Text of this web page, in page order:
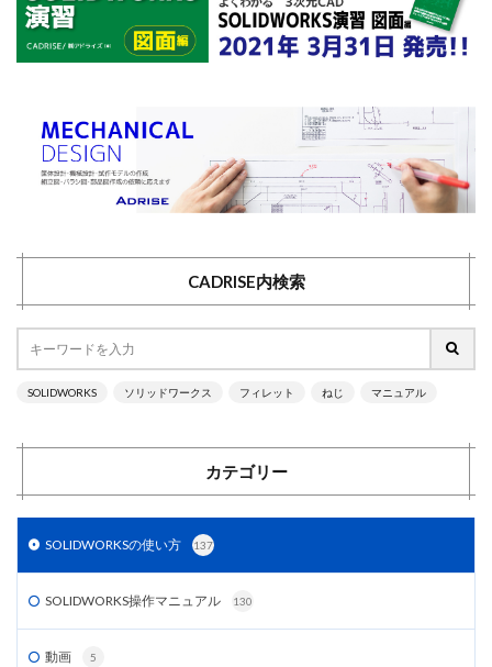
CADRISE内検索
SOLIDWORKS ソリッドワークス フィレット ねじ マニュアル
カテゴリー
SOLIDWORKSの使い方 137
SOLIDWORKS操作マニュアル 130
動画 5